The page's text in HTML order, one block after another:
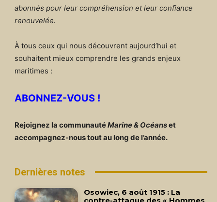
abonnés pour leur compréhension et leur confiance
renouvelée.
À tous ceux qui nous découvrent aujourd’hui et
souhaitent mieux comprendre les grands enjeux
maritimes :
ABONNEZ-VOUS !
Rejoignez la communautéMarine & Océanset
accompagnez-nous tout au long de l’année.
Dernières notes
Osowiec, 6 août 1915 : La